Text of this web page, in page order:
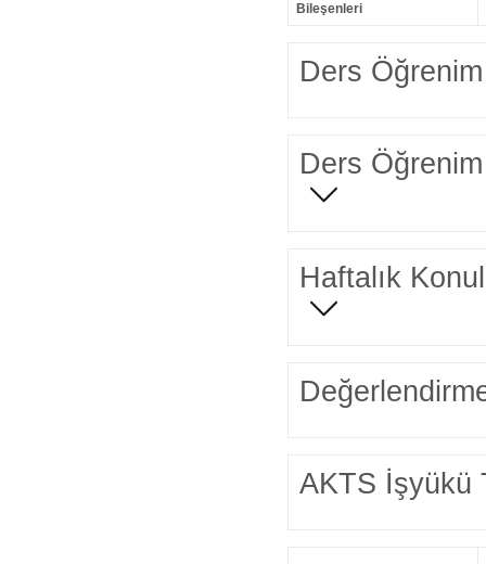
Bileşenleri
Ders Öğrenim
Ders Öğrenim
Haftalık
AKTS İşyükü